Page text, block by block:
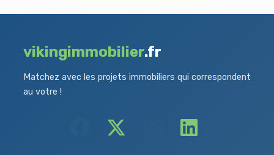
vikingimmobilier.fr
Matchez avec les projets immobiliers qui correspondent
au votre !